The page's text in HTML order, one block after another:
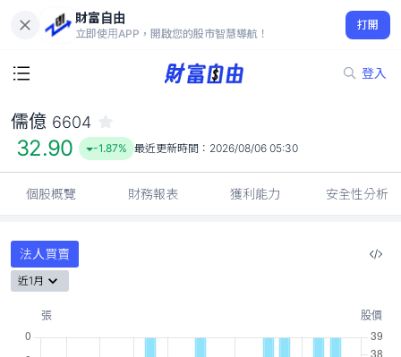
財富自由
立即使用APP，開啟您的股市智慧導航！
打開
登入
32.90
-1.87%
儒億 6604
32.90 -1.87% 最近更新時間： 2026/08/06 05:30
個股概覽 財務報表 獲利能力 安全性分析
法人買賣
近1月